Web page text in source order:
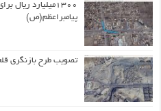
۱۳۰۰میلیارد
پیامبراعظم(ص)
تصویب طرح بازنگری